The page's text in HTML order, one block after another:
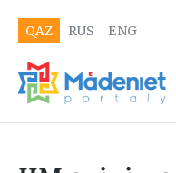
QAZ RUS ENG